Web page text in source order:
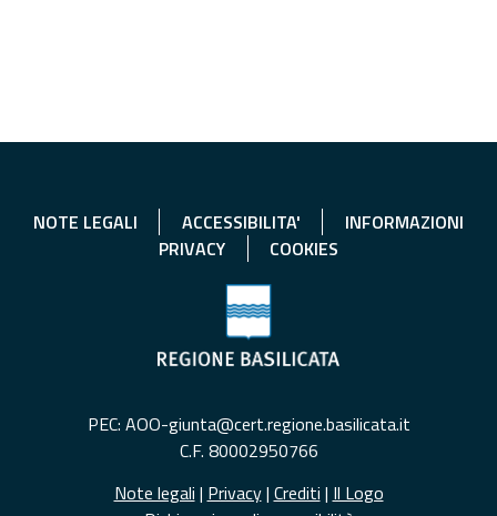
NOTE LEGALI ACCESSIBILITA'
INFORMAZIONI
PRIVACY
COOKIES
PEC: AOO-giunta@cert.regione.basilicata.it
C.F. 80002950766
Note legali | Privacy| Crediti | Il Logo